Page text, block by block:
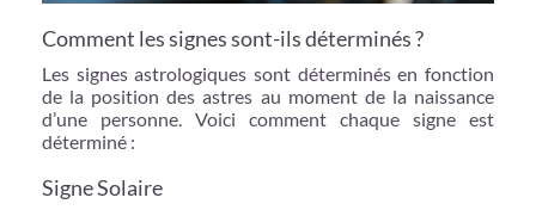
Comment les signes sont-ils déterminés ?
Les signes astrologiques sont déterminés en fonction
de la position des astres au moment de la naissance
d’une personne. Voici comment chaque signe est
déterminé :
Signe Solaire